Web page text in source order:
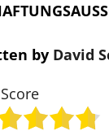
by David